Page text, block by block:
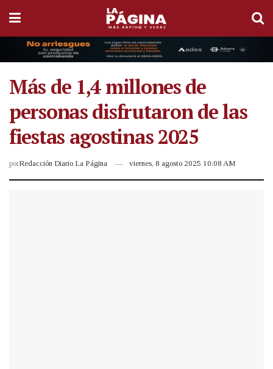
Más de 1,4 millones de
personas disfrutaron de las
fiestas agostinas 2025
porRedacción Diario La Página viernes, 8 agosto 2025 10:08 AM